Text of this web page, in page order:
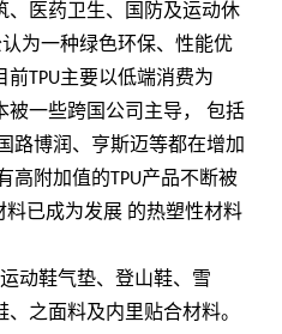
、医药卫生、国防及运动休
为一种绿色环保、性能优
前TPU主要以低端消费为
被一些跨国公司主导， 包括
路博润、亨斯迈等都在增加
高附加值的TPU产品不断被
料已成为发展 的热塑性材料
动鞋气垫、登山鞋、雪
之面料及内里贴合材料。